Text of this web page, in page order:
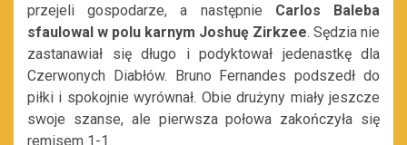
przejeli gospodarze, a następnie Carlos Baleba
sfaulowal w polu karnym Joshuę Zirkzee. Sędzia nie
zastanawiał się długo i podyktował jedenastkę dla
Czerwonych Diabłów. Bruno Fernandes podszedł do
piłki i spokojnie wyrównał. Obie drużyny miały jeszcze
swoje szanse, ale pierwsza połowa zakończyła się
remisem 1-1.